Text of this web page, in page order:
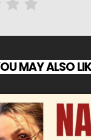
MAY ALSO